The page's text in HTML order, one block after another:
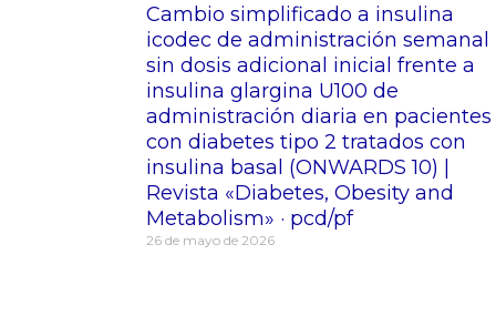
Cambio simplificado a insulina
icodec de administración semanal
sin dosis adicional inicial frente a
insulina glargina U100 de
administración diaria en pacientes
con diabetes tipo 2 tratados con
insulina basal (ONWARDS 10) |
Revista «Diabetes, Obesity and
Metabolism» · pcd/pf
26 de mayo de 2026